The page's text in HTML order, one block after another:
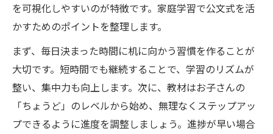
を可視化しやすいのが特徴です。家庭学習で公文式を活
かすためのポイントを整理します。
まず、毎日決まった時間に机に向かう習慣を作ることが
大切です。短時間でも継続することで、学習のリズムが
整い、集中力も向上します。次に、教材はお子さんの
「ちょうど」のレベルから始め、無理なくステップアッ
プできるように進度を調整しましょう。進捗が早い場合